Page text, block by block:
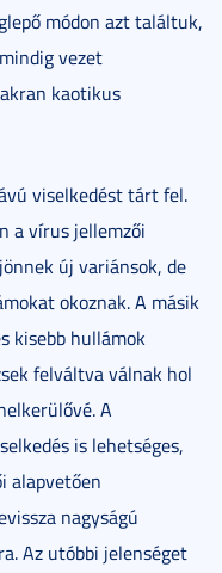
módon azt találtuk,
vezet
kaotikus
viselkedést tárt fel.
a vírus jellemzői
új variánsok, de
okoznak. A másik
kisebb hullámok
felváltva válnak hol
A
is lehetséges,
alapvetően
nagyságú
Az utóbbi jelenséget